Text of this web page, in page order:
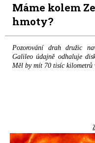
Máme kolem
hmoty?
Pozorování drah družic
Galileo údajně odhaluje
Měl by mít 70 tisíc kilometrů